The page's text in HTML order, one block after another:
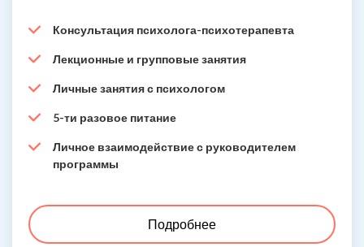
Консультация психолога-психотерапевта
Лекционные и групповые занятия
Личные занятия с психологом
5-ти разовое питание
Личное взаимодействие с руководителем
программы
Подробнее